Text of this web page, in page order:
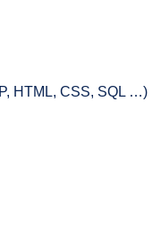
HTML, CSS, SQL …)